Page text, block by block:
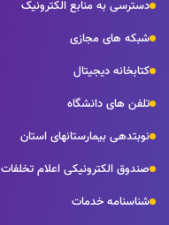
دسترسی به منابع الکترونیک
شبکه های مجازی
کتابخانه دیجیتال
تلفن های دانشگاه
نوبتدهی بیمارستانهای استان
صندوق الکترونیکی اعلام تخلفات
شناسنامه خدمات